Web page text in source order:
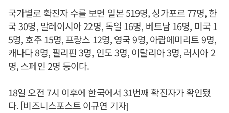
국가별로 확진자 수를 보면 일본 519명, 싱가포르 77명, 한
국 30명, 말레이시아 22명, 독일 16명, 베트남 16명, 미국 1
5명, 호주 15명, 프랑스 12명, 영국 9명, 아랍에미리트 9명,
캐나다 8명, 필리핀 3명, 인도 3명, 이탈리아 3명, 러시아 2
명, 스페인 2명 등이다.
18일 오전 7시 이후에 한국에서 31번째 확진자가 확인됐
다. [비즈니스포스트 이규연 기자]